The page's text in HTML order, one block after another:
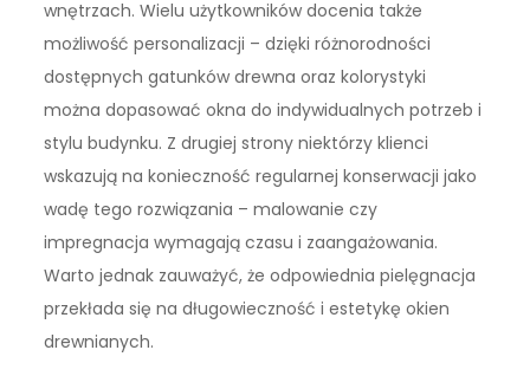
wnętrzach. Wielu użytkowników docenia także
możliwość personalizacji – dzięki różnorodności
dostępnych gatunków drewna oraz kolorystyki
można dopasować okna do indywidualnych potrzeb i
stylu budynku. Z drugiej strony niektórzy klienci
wskazują na konieczność regularnej konserwacji jako
wadę tego rozwiązania – malowanie czy
impregnacja wymagają czasu i zaangażowania.
Warto jednak zauważyć, że odpowiednia pielęgnacja
przekłada się na długowieczność i estetykę okien
drewnianych.